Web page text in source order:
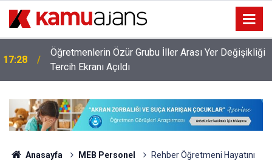
17:13
MEB'den Ücretli Öğretmen İhtiyacını Azaltacak
Atama
Anasayfa MEB Personel
Rehber Öğretmeni Hayatını